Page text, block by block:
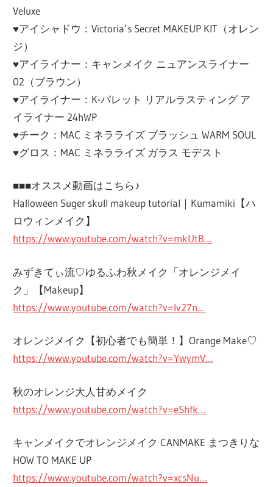
Veluxe
♥アイシャドウ：Victoria’s Secret MAKEUP KIT（オレン
ジ）
♥アイライナー：キャンメイク ニュアンスライナー
02（ブラウン）
♥アイライナー：K-パレット リアルラスティング ア
イライナー 24hWP
♥チーク：MAC ミネラライズ ブラッシュ WARM SOUL
♥グロス：MAC ミネラライズ ガラス モデスト
■■■オススメ動画はこちら♪
Halloween Suger skull makeup tutorial｜Kumamiki【ハ
ロウィンメイク】
https://www.youtube.com/watch?v=mkUtB…
みずきてぃ流♡ゆるふわ秋メイク「オレンジメイ
ク」【Makeup】
https://www.youtube.com/watch?v=Iv27n…
オレンジメイク【初心者でも簡単！】Orange Make♡
https://www.youtube.com/watch?v=YwymV…
秋のオレンジ大人甘めメイク
https://www.youtube.com/watch?v=eShfk…
キャンメイクでオレンジメイク CANMAKE まつきりな
HOW TO MAKE UP
https://www.youtube.com/watch?v=xcsNu…